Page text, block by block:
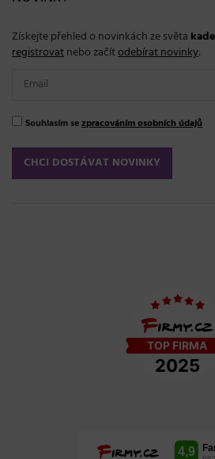
Získejte přehled o novinkách ze světa
registrovatnebo začítodebírat novinky:
Souhlasím sezpracováním osobních údajů